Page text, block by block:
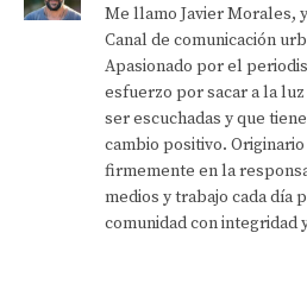
Me llamo Javier Morales,
Canal de comunicación
Apasionado por el
esfuerzo por sacar a la
ser escuchadas y que
cambio positivo.
firmemente en la
medios y trabajo cada día
comunidad con integridad